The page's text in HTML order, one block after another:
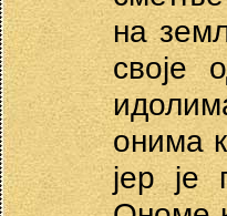
на
своје
онима
јер је